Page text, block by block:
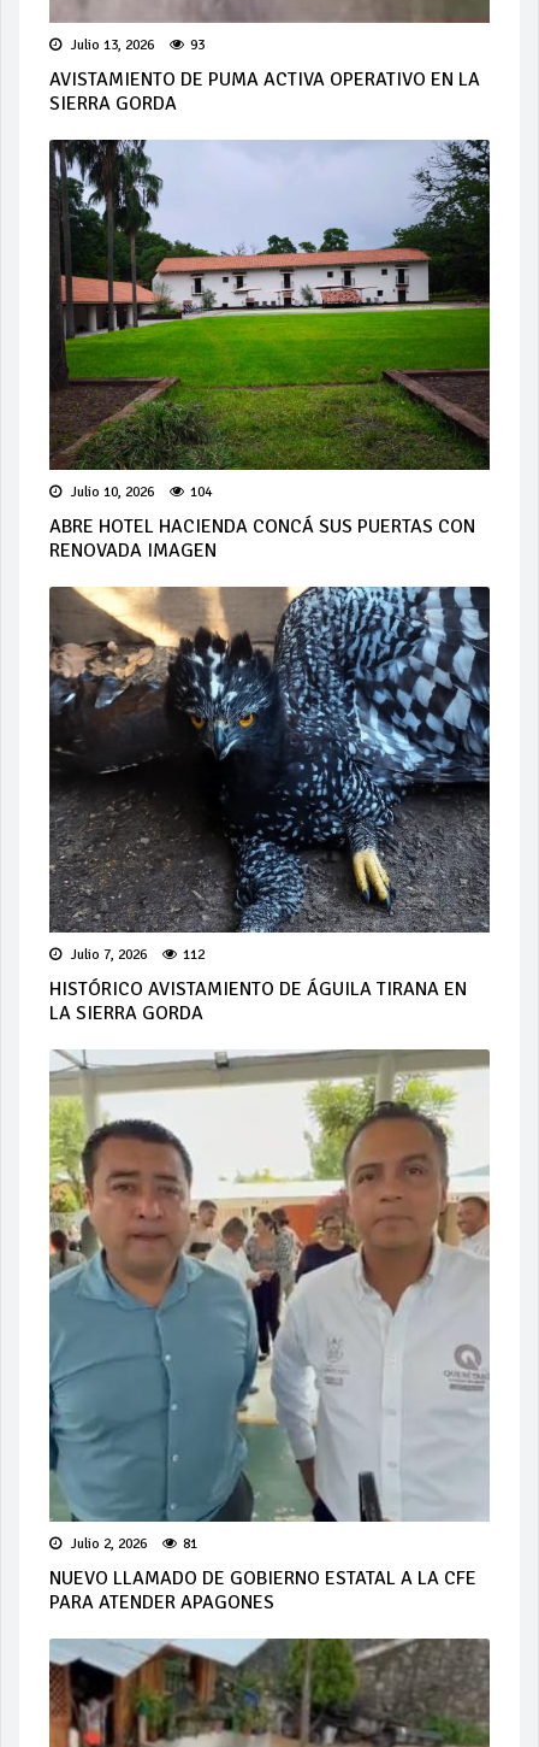
Julio 13, 2026 93
AVISTAMIENTO DE PUMA ACTIVA OPERATIVO EN LA
SIERRA GORDA
Julio 10, 2026 104
ABRE HOTEL HACIENDA CONCÁ SUS PUERTAS CON
RENOVADA IMAGEN
Julio 7, 2026 112
HISTÓRICO AVISTAMIENTO DE ÁGUILA TIRANA EN
LA SIERRA GORDA
Julio 2, 2026 81
NUEVO LLAMADO DE GOBIERNO ESTATAL A LA CFE
PARA ATENDER APAGONES